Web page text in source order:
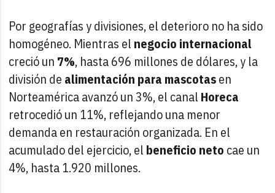
Por geografías y divisiones, el deterioro no ha sido
homogéneo. Mientras el negocio internacional
creció un 7%, hasta 696 millones de dólares, y la
división de alimentación para mascotasen
Norteamérica avanzó un 3%, el canal Horeca
retrocedió un 11%, reflejando una menor
demanda en restauración organizada. En el
acumulado del ejercicio, el beneficio neto cae un
4%, hasta 1.920 millones.